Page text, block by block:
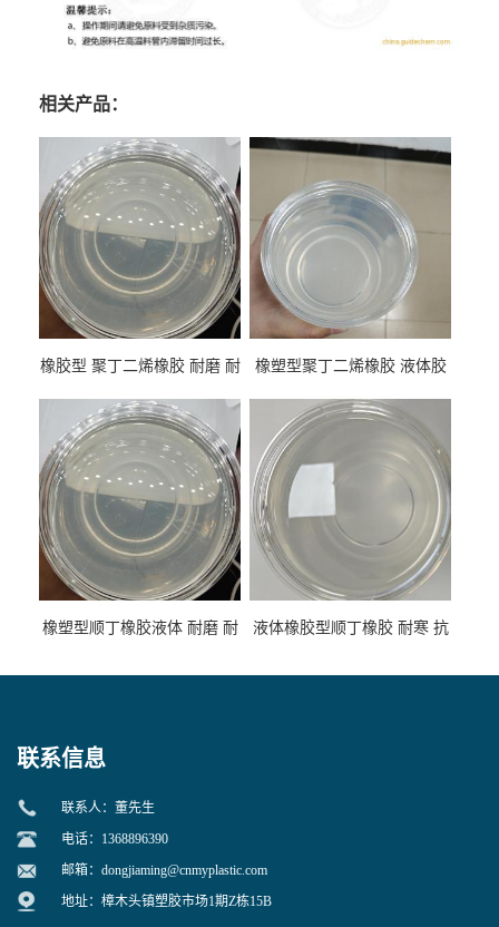
相关产品：
橡胶型 聚丁二烯橡胶 耐磨 耐
性
橡塑型聚丁二烯橡胶 液体胶
专用
橡塑型顺丁橡胶液体 耐磨 耐
液体橡胶型顺丁橡胶 耐寒 抗
联系信息
联系人：董先生
电话：1368896390
邮箱： dongjiaming@cnmyplastic.com
地址：樟木头镇塑胶市场1期Z栋15B